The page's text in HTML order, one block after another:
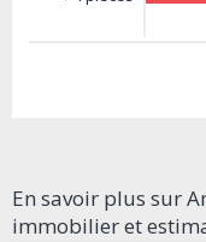
En savoir plus sur
immobilier et